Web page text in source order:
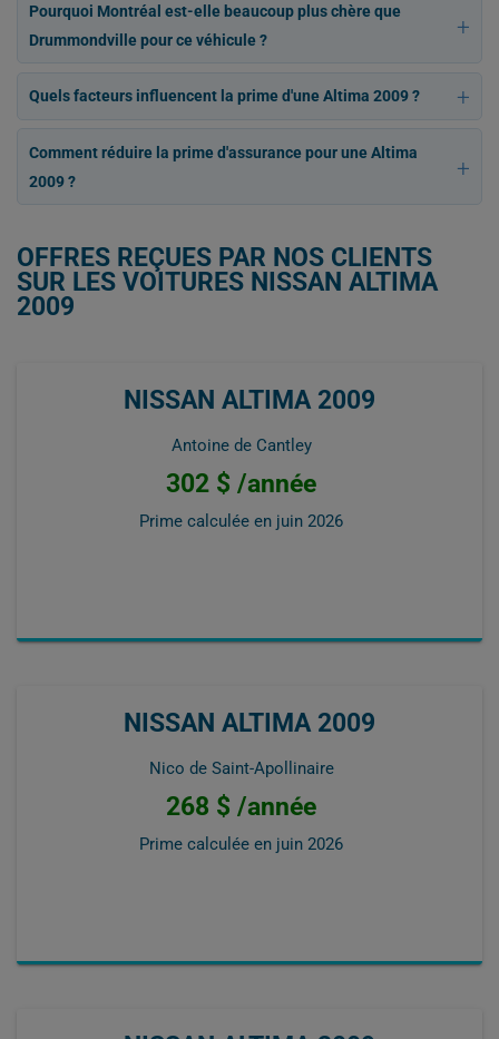
Pourquoi Montréal est-elle beaucoup plus chère que
Drummondville pour ce véhicule ?
Quels facteurs influencent la prime d'une Altima 2009 ?
Comment réduire la prime d'assurance pour une Altima
2009 ?
OFFRES REÇUES PAR NOS CLIENTS
SUR LES VOITURES NISSAN ALTIMA
2009
NISSAN ALTIMA 2009
Antoine de Cantley
302 $ /année
Prime calculée en juin 2026
NISSAN ALTIMA 2009
Nico de Saint-Apollinaire
268 $ /année
Prime calculée en juin 2026